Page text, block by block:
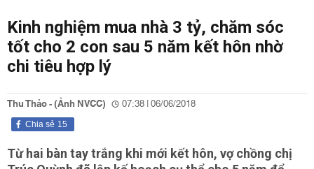
Kinh nghiệm mua nhà 3 tỷ, chăm sóc
tốt cho 2 con sau 5 năm kết hôn nhờ
chi tiêu hợp lý
Thu Thảo - (Ảnh NVCC) 07:38 | 06/06/2018
15
Chia sẻ
Từ hai bàn tay trắng khi mới kết hôn, vợ chồng chị